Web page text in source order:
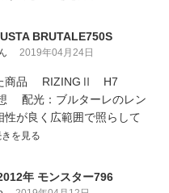
BRUTALE750S
2019年04月24日
た商品 RIZINGⅡ H7
配光：ブルターレのレン
性が良く広範囲で照らして
を見る
年 モンスター796